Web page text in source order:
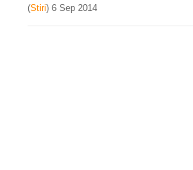
(Stiri) 6 Sep 2014